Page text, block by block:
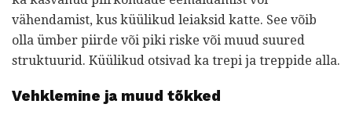
vähendamist, kus küülikud leiaksid katte. See võib
olla ümber piirde või piki riske või muud suured
struktuurid. Küülikud otsivad ka trepi ja treppide alla.
Vehklemine ja muud tõkked